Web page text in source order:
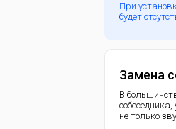
При
будет
Замена
В
не только